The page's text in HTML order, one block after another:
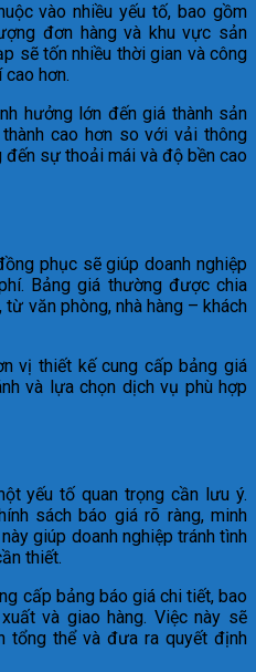
vào nhiều yếu tố, bao gồm
đơn hàng và khu vực sản
sẽ tốn nhiều thời gian và công
hơn.
hưởng lớn đến giá thành sản
cao hơn so với vải thông
sự thoải mái và độ bền cao
phục sẽ giúp doanh nghiệp
Bảng giá thường được chia
văn phòng, nhà hàng – khách
vị thiết kế cung cấp bảng giá
và lựa chọn dịch vụ phù hợp
yếu tố quan trọng cần lưu ý.
sách báo giá rõ ràng, minh
giúp doanh nghiệp tránh tình
thiết.
cấp bảng báo giá chi tiết, bao
và giao hàng. Việc này sẽ
tổng thể và đưa ra quyết định